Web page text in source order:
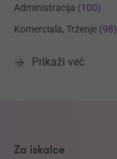
Administracija (100)
Komerciala, Trženje (98)
Prikaži več
Za iskalce